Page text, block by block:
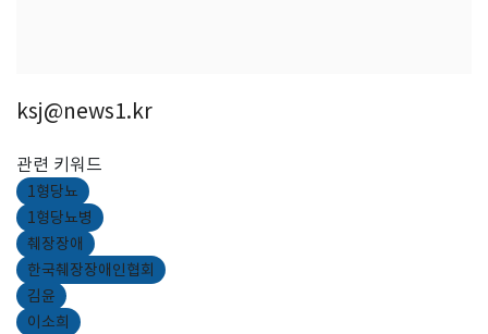
ksj@news1.kr
관련 키워드
1형당뇨
1형당뇨병
췌장장애
한국췌장장애인협회
김윤
이소희